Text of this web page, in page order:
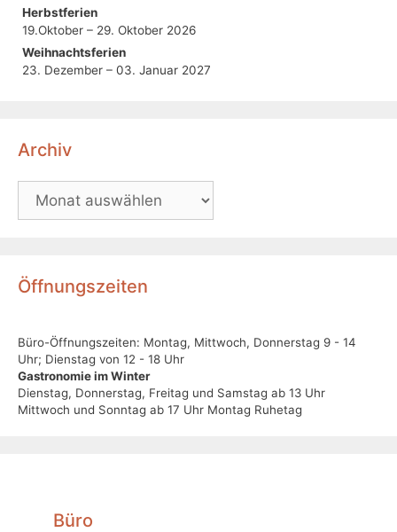
Herbstferien
19.Oktober – 29. Oktober 2026
Weihnachtsferien
23. Dezember – 03. Januar 2027
Archiv
Öffnungszeiten
Büro-Öffnungszeiten: Montag, Mittwoch, Donnerstag 9 - 14
Uhr; Dienstag von 12 - 18 Uhr
Gastronomie im Winter
Dienstag, Donnerstag, Freitag und Samstag ab 13 Uhr
Mittwoch und Sonntag ab 17 Uhr Montag Ruhetag
Büro